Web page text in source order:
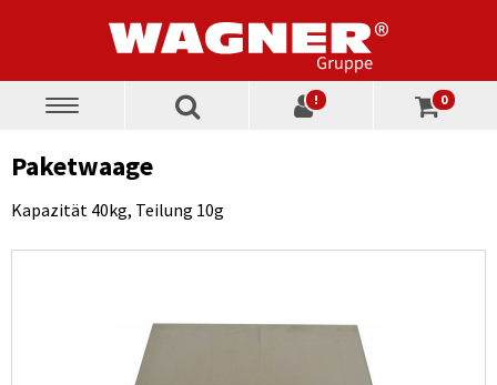
Toggle
! 0
Paketwaage
Kapazität 40kg, Teilung 10g